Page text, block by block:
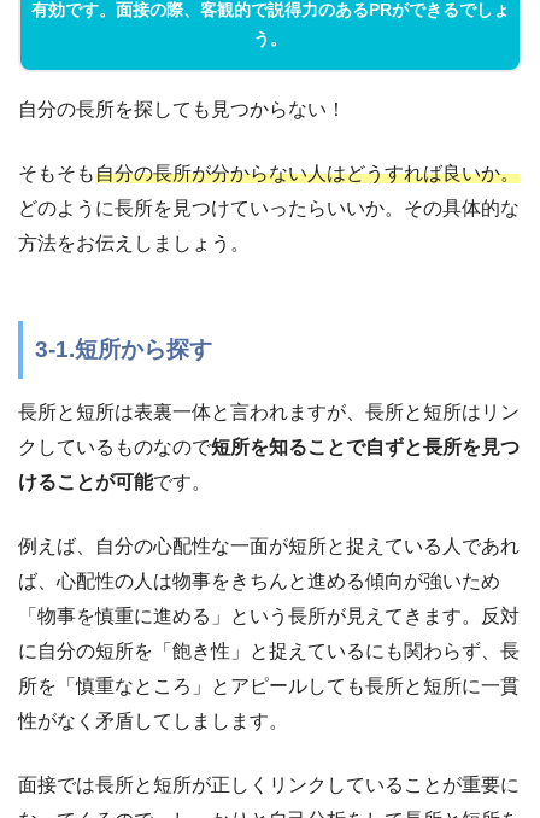
有効です。面接の際、客観的で説得力のあるPRができるでしょ
う。
自分の長所を探しても見つからない！
そもそも自分の長所が分からない人はどうすれば良いか。
どのように長所を見つけていったらいいか。その具体的な
方法をお伝えしましょう。
3-1.短所から探す
長所と短所は表裏一体と言われますが、長所と短所はリン
クしているものなので短所を知ることで自ずと長所を見つ
けることが可能です。
例えば、自分の心配性な一面が短所と捉えている人であれ
ば、心配性の人は物事をきちんと進める傾向が強いため
「物事を慎重に進める」という長所が見えてきます。反対
に自分の短所を「飽き性」と捉えているにも関わらず、長
所を「慎重なところ」とアピールしても長所と短所に一貫
性がなく矛盾してしまします。
面接では長所と短所が正しくリンクしていることが重要に